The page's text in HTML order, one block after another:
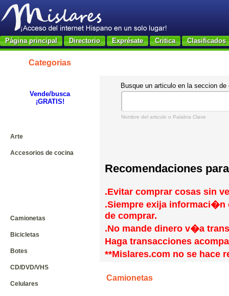
Página principal Directorio Exprésate Critica Clasificados
Categorias
Vende/busca
¡GRATIS!
Arte
Accesorios de cocina
Camionetas
Bicicletas
Botes
CD/DVD/VHS
Celulares
Busque un articulo en la seccion
Nombre del articulo o Palabra Clave
Recomendaciones
.Evitar comprar cosas sin
.Siempre exija
de comprar.
.No mande dinero v�a
Haga transacciones
**Mislares.com no se
Camionetas